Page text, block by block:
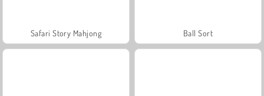
Safari Story Mahjong Ball Sort